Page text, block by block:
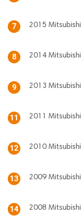
7 2015
8 2014
9 2013
11 2011
12 2010
13 2009
14 2008